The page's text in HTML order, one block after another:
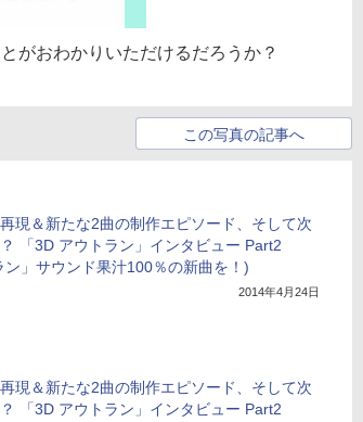
がおわかりいただけるだろうか？
この写真の記事へ
現＆新たな2曲の制作エピソード、そして次
「3D アウトラン」インタビュー Part2
ン」サウンド果汁100％の新曲を！)
2014年4月24日
現＆新たな2曲の制作エピソード、そして次
「3D アウトラン」インタビュー Part2